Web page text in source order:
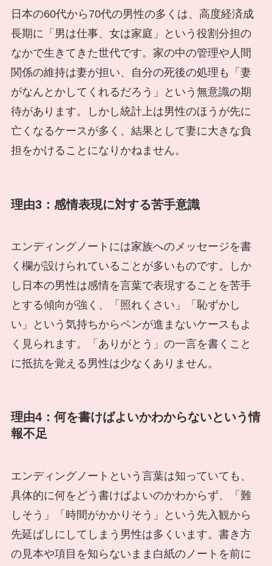
日本の60代から70代の男性の多くは、高度経済成
長期に「男は仕事、女は家庭」という役割分担の
なかで生きてきた世代です。家の中の管理や人間
関係の維持は妻が担い、自分の死後の処理も「妻
がなんとかしてくれるだろう」という無意識の期
待があります。しかし統計上は男性のほうが先に
亡くなるケースが多く、結果として妻に大きな負
担をかけることになりかねません。
理由3：感情表現に対する苦手意識
エンディングノートには家族へのメッセージを書
く欄が設けられていることが多いものです。しか
し日本の男性は感情を言葉で表現することを苦手
とする傾向が強く、「照れくさい」「恥ずかし
い」という気持ちからペンが進まないケースもよ
く見られます。「ありがとう」の一言を書くこと
に抵抗を覚える男性は少なくありません。
理由4：何を書けばよいかわからないという情
報不足
エンディングノートという言葉は知っていても、
具体的に何をどう書けばよいのかわからず、「難
しそう」「時間がかかりそう」という先入観から
先延ばしにしてしまう男性は多くいます。書き方
の見本や項目を知らないまま白紙のノートを前に